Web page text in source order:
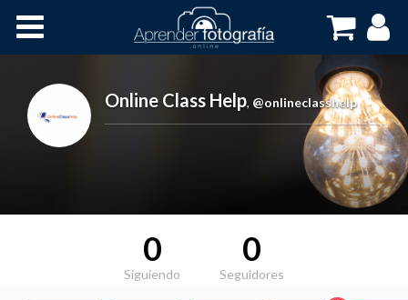
Cursos OnLine
Online Class Help, @onlineclasshelp
0
Siguiendo
0
Seguidores